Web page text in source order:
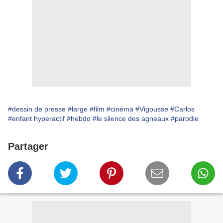
#dessin de presse #large #film #cinéma #Vigousse #Carlos
#enfant hyperactif #hebdo #le silence des agneaux #parodie
Partager